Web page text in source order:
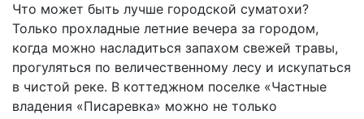
Что может быть лучше городской суматохи?
Только прохладные летние вечера за городом,
когда можно насладиться запахом свежей травы,
прогуляться по величественному лесу и искупаться
в чистой реке. В коттеджном поселке «Частные
владения «Писаревка» можно не только